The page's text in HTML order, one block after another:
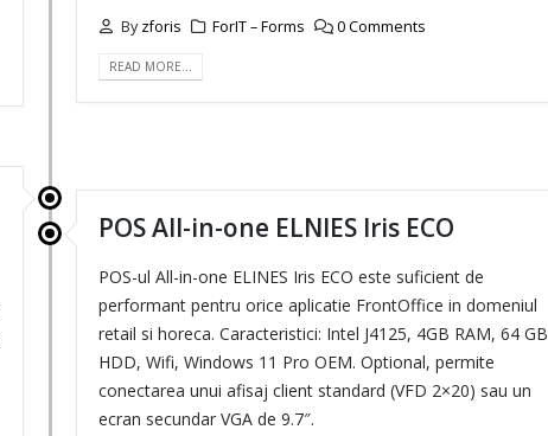
Byzforis ForIT – Forms 0 Comments
READ MORE…
POS All-in-one ELNIES Iris ECO
POS-ul All-in-one ELINES Iris ECO este suficient de
performant pentru orice aplicatie FrontOffice in domeniul
retail si horeca. Caracteristici: Intel J4125, 4GB RAM, 64 GB
HDD, Wifi, Windows 11 Pro OEM. Optional, permite
conectarea unui afisaj client standard (VFD 2×20) sau un
ecran secundar VGA de 9.7″.